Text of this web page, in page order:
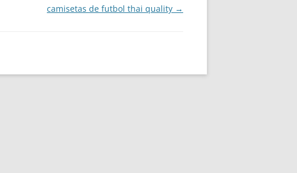
camisetas de futbol thai quality →